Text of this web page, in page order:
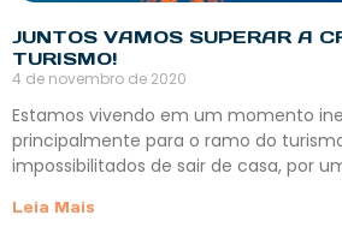
JUNTOS VAMOS SUPERAR A
TURISMO!
4 de novembro de 2020
Estamos vivendo em um momento
principalmente para o ramo do
impossibilitados de sair de casa, por
Leia Mais